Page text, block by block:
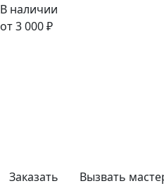
В наличии
от 3 000 ₽
Заказать Вызвать